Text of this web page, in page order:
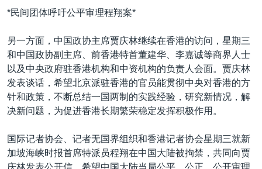
*民间团体呼吁公平审理程翔案*
另一方面，中国政协主席贾庆林继续在香港的访问，星期三
和中国政协副主席、前香港特首董建华、李嘉诚等商界人士
以及中央政府驻香港机构和中资机构的负责人会面。贾庆林
发表谈话，希望北京派驻香港的官员能贯彻中央对香港的方
针和政策，不断总结一国两制的实践经验，研究新情况，解
决新问题，为促进香港长期繁荣稳定发挥积极作用。
国际记者协会、记者无国界组织和香港记者协会星期三就新
加坡海峡时报首席特派员程翔在中国大陆被拘禁，共同向贾
庆林发表公开信，希望中国大陆当局公平、公正、公开审理